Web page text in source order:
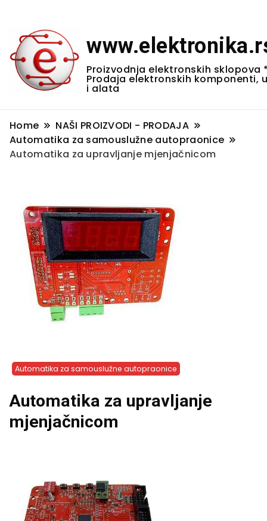
Proizvodnja elektronskih sklopova
Prodaja elektronskih komponenti,
i alata
Home
NAŠI PROIZVODI - PRODAJA
Automatika za samouslužne autopraonice
Automatika za upravljanje mjenjačnicom
Automatika za samouslužne autopraonice
Automatika za upravljanje
mjenjačnicom